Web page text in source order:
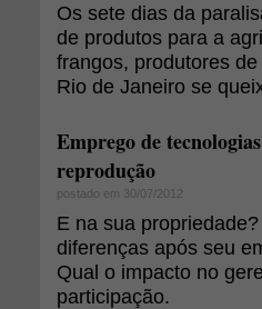
Os sete dias da
de produtos para a
frangos, produtores
Rio de Janeiro se
Emprego de
reprodução
postado em 30/07/2012
E na sua
diferenças após seu
Qual o impacto no
participação.